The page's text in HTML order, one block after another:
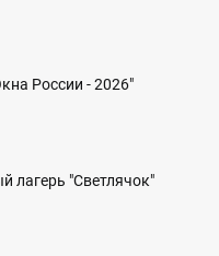
России - 2026"
лагерь "Светлячок"